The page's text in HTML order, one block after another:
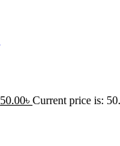
50.00৳ Current price is: